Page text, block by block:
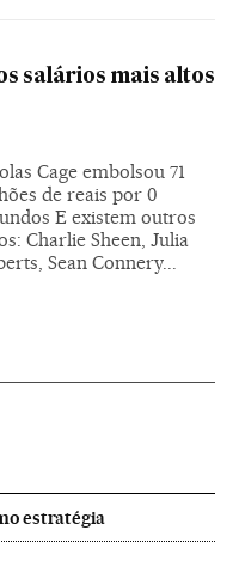
salários mais altos
Cage embolsou 71
de reais por 0
E existem outros
Charlie Sheen, Julia
Sean Connery...
estratégia